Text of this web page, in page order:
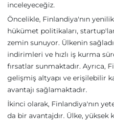
inceleyeceğiz.
Öncelikle, Finlandiya'nın
hükümet politikaları,
zemin sunuyor. Ülkenin
indirimleri ve hızlı iş kurma
fırsatlar sunmaktadır. Ayrıca,
gelişmiş altyapı ve erişilebilir
avantajı sağlamaktadır.
İkinci olarak, Finlandiya'nın
da bir avantajdır. Ülke,